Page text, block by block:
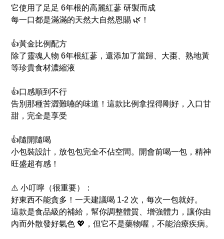
它使用了足足 6年根的高麗紅蔘 研製而成
每一口都是滿滿的天然大自然恩賜 🌿！
👍黃金比例配方
除了靈魂人物 6年根紅蔘，還添加了當歸、大棗、熟地黃
等珍貴食材濃縮液
👍口感順到不行
告別那種苦澀難嚥的味道！這款比例拿捏得剛好，入口甘
甜，完全是享受
👍隨開隨喝
小包裝設計，放包包完全不佔空間。開會前喝一包，精神
旺盛超有感！
⚠️ 小叮嚀（很重要）：
好東西不能貪多！一天建議喝 1-2 次，每次一包就好。
這款是食品級的補給，幫你調整體質、增強體力，讓你由
內而外散發好氣色 💖，但它不是藥物喔，不能治療疾病。